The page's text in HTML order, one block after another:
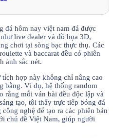
đá hôm nay việt nam đá được
live dealer và đồ họa 3D,
chơi tại sòng bạc thực thụ. Các
và baccarat đều có phiên
ảnh sắc nét.
hợp này không chỉ nâng cao
bằng. Ví dụ, hệ thống random
rằng mỗi ván bài đều độc lập và
tạo, tôi thấy trực tiếp bóng đá
nghệ để tạo ra các phiên bản
chủ đề Việt Nam, giúp người